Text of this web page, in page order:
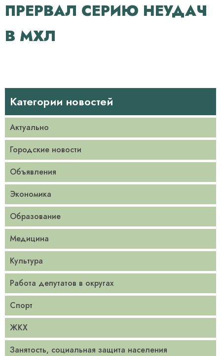
ПРЕРВАЛ СЕРИЮ НЕУДАЧ
В МХЛ
Категории новостей
Актуально
Городские новости
Объявления
Экономика
Образование
Медицина
Культура
Работа депутатов в округах
Спорт
ЖКХ
Занятость, социальная защита населения